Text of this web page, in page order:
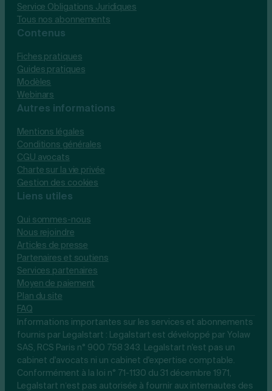
Service Obligations Juridiques
Tous nos abonnements
Contenus
Fiches pratiques
Guides pratiques
Modèles
Webinars
Autres informations
Mentions légales
Conditions générales
CGU avocats
Charte sur la vie privée
Gestion des cookies
Liens utiles
Qui sommes-nous
Nous rejoindre
Articles de presse
Partenaires et soutiens
Services partenaires
Moyen de paiement
Plan du site
FAQ
Informations importantes sur les services et abonnements
fournis par Legalstart : Legalstart est développé par Yolaw
SAS, RCS Paris n° 900 758 343. Legalstart n'est pas un
cabinet d'avocats ni un cabinet d'expertise comptable.
Conformément à la loi n° 71-1130 du 31 décembre 1971,
Legalstart n’est pas autorisée à fournir aux internautes des